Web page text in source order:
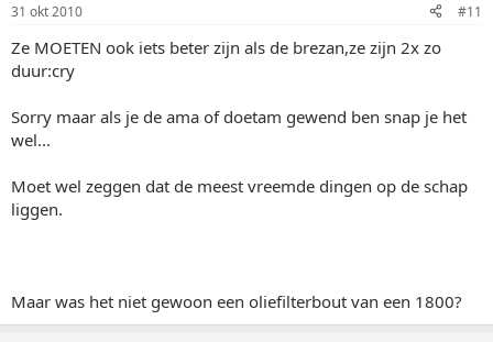
31 okt 2010 #11
Ze MOETEN ook iets beter zijn als de brezan,ze zijn 2x zo
duur:cry
Sorry maar als je de ama of doetam gewend ben snap je het
wel...
Moet wel zeggen dat de meest vreemde dingen op de schap
liggen.
Maar was het niet gewoon een oliefilterbout van een 1800?